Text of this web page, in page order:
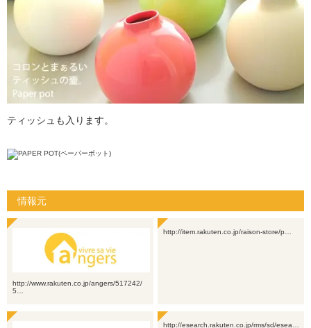
ティッシュも入ります。
情報元
http://www.rakuten.co.jp/angers/517242/
5…
http://item.rakuten.co.jp/raison-store/p…
http://esearch.rakuten.co.jp/rms/sd/esea…